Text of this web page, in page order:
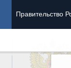
Правительство